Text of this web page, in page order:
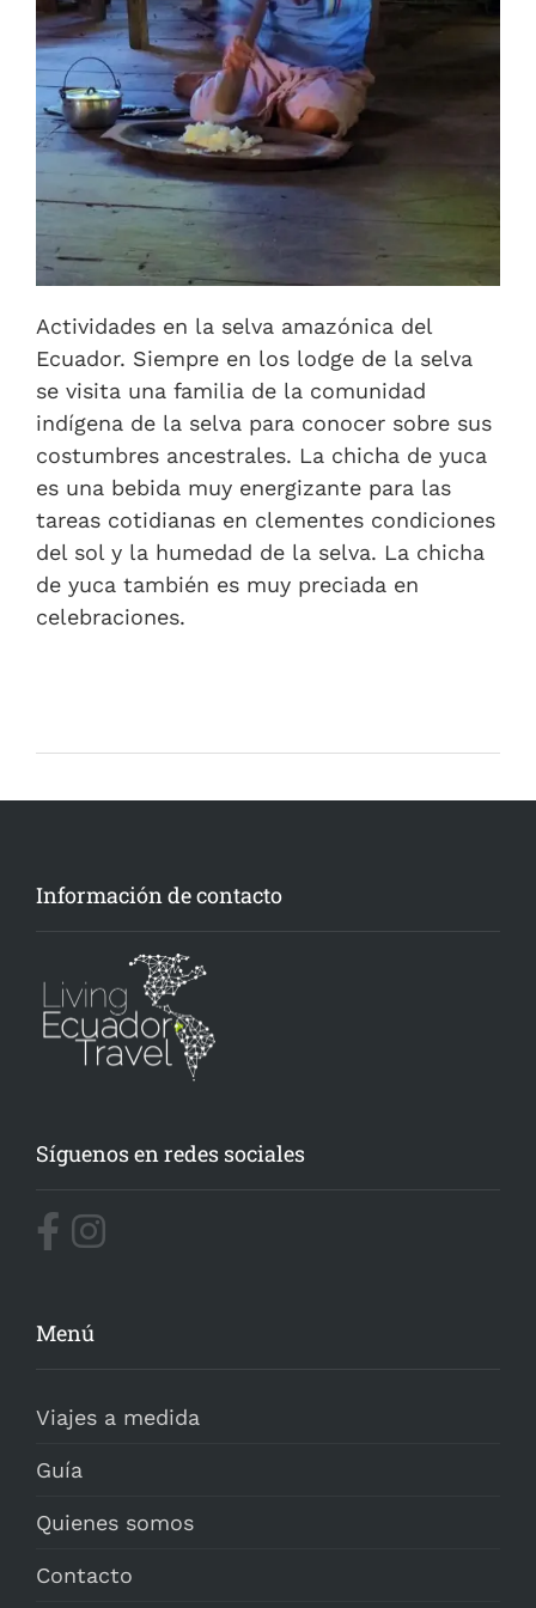
Actividades en la selva amazónica del
Ecuador. Siempre en los lodge de la selva
se visita una familia de la comunidad
indígena de la selva para conocer sobre sus
costumbres ancestrales. La chicha de yuca
es una bebida muy energizante para las
tareas cotidianas en clementes condiciones
del sol y la humedad de la selva. La chicha
de yuca también es muy preciada en
celebraciones.
Información de contacto
Síguenos en redes sociales
Menú
Viajes a medida
Guía
Quienes somos
Contacto